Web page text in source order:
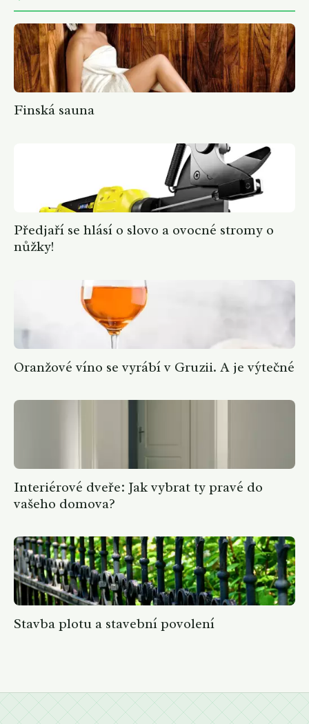
Finská sauna
Předjaří se hlásí o slovo a ovocné stromy o
nůžky!
Oranžové víno se vyrábí v Gruzii. A je výtečné
Interiérové dveře: Jak vybrat ty pravé do
vašeho domova?
Stavba plotu a stavební povolení